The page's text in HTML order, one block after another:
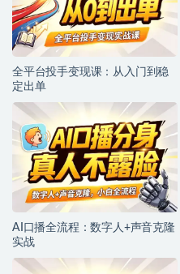
全平台投手变现课：从入门到稳
定出单
AI口播全流程：数字人+声音克隆
实战